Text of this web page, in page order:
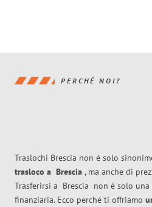
PERCHÉ NOI?
Traslochi Brescia non è solo
trasloco a Brescia , ma anche di
Trasferirsi a Brescia non è solo
finanziaria. Ecco perché ti offriamo